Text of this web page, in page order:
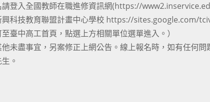
請登入全國教師在職進修資訊網(https://
興科技教育聯盟計畫中心學校 https://sites.google.com/
臺中高工首頁，點選上方相關單位選單進入。）
未盡事宜，另案修正上網公告。線上報名時，如有任何
。